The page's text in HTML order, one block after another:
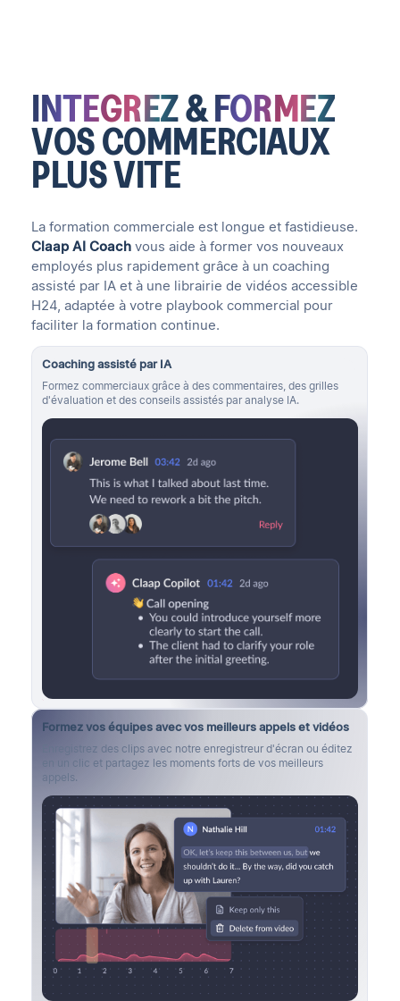
INTEGREZ& FORMEZ
VOS COMMERCIAUX
PLUSVITE
La formation commerciale est longue et fastidieuse.
Claap AI Coach vous aide à former vos nouveaux
employés plus rapidement grâce à un coaching
assisté par IA et à une librairie de vidéos accessible
H24, adaptée à votre playbook commercial pour
faciliter la formation continue.
Coaching assisté par IA
Formez commerciaux grâce à des commentaires, des grilles
d'évaluation et des conseils assistés par analyse IA.
Formez vos équipes avec vos meilleurs appels et vidéos
Enregistrez des clips avec notre enregistreur d'écran ou éditez
en un clic et partagez les moments forts de vos meilleurs
appels.